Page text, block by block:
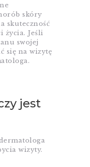
skóry
skuteczność
życia. Jeśli
swojej
się na wizytę
jest
wizyty.